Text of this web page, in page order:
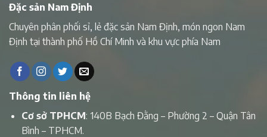
Đặc sản Nam Định
Chuyên phân phối sỉ, lẻ đặc sản Nam Định, món ngon Nam
Định tại thành phố Hồ Chí Minh và khu vực phía Nam
Thông tin liên hệ
Cơ sở TPHCM: 140B Bạch Đằng – Phường 2 – Quận Tân
Bình – TPHCM.